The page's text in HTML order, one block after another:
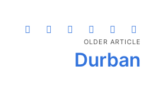
OLDER ARTICLE
Durban